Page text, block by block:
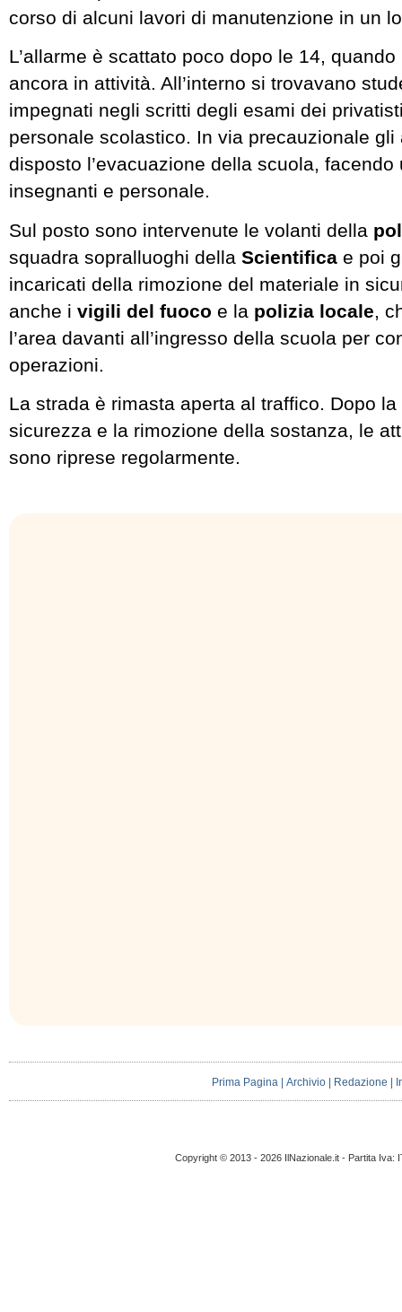
corso di alcuni lavori di manutenzione in un
L’allarme è scattato poco dopo le 14, quando
ancora in attività. All’interno si trovavano
impegnati negli scritti degli esami dei
personale scolastico. In via precauzionale gli
disposto l’evacuazione della scuola, facendo
insegnanti e personale.
Sul posto sono intervenute le volanti della
squadra sopralluoghi della Scientifica e poi
incaricati della rimozione del materiale in
anche i vigili del fuoco e la polizia locale,
l’area davanti all’ingresso della scuola per
operazioni.
La strada è rimasta aperta al traffico. Dopo
sicurezza e la rimozione della sostanza, le
sono riprese regolarmente.
Prima Pagina |Archivio Redazione
Copyright © 2013 - 2026 IlNazionale.it - Partita Iva: